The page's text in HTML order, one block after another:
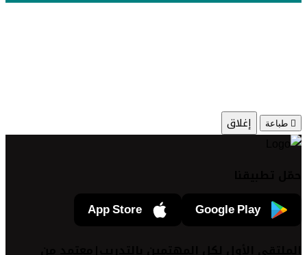
طباعة إغلاق
Google Play
App Store